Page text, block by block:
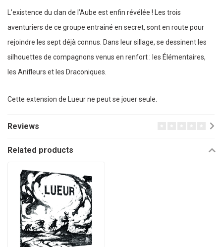
L’existence du clan de l’Aube est enfin révélée ! Les trois
aventuriers de ce groupe entrainé en secret, sont en route pour
rejoindre les sept déjà connus. Dans leur sillage, se dessinent les
silhouettes de compagnons venus en renfort : les Élémentaires,
les Anifleurs et les Draconiques.
Cette extension de Lueur ne peut se jouer seule.
Reviews
Related products